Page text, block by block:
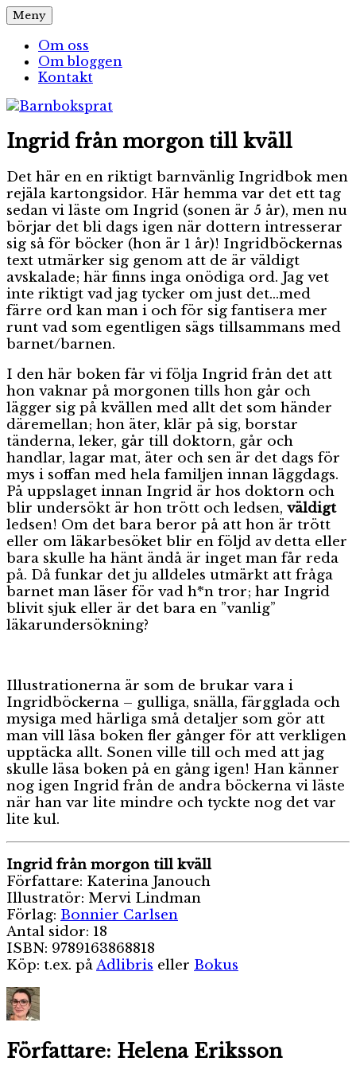
Hoppa
till
innehåll
Barnboksprat
– en blogg om barnböcker
Meny
Om oss
Om bloggen
Kontakt
Ingrid från morgon till kväll
Det här en en riktigt barnvänlig Ingridbok men
rejäla kartongsidor. Här hemma var det ett tag
sedan vi läste om Ingrid (sonen är 5 år), men nu
börjar det bli dags igen när dottern intresserar
sig så för böcker (hon är 1 år)! Ingridböckernas
text utmärker sig genom att de är väldigt
avskalade; här finns inga onödiga ord. Jag vet
inte riktigt vad jag tycker om just det…med
färre ord kan man i och för sig fantisera mer
runt vad som egentligen sägs tillsammans med
barnet/barnen.
I den här boken får vi följa Ingrid från det att
hon vaknar på morgonen tills hon går och
lägger sig på kvällen med allt det som händer
däremellan; hon äter, klär på sig, borstar
tänderna, leker, går till doktorn, går och
handlar, lagar mat, äter och sen är det dags för
mys i soffan med hela familjen innan läggdags.
På uppslaget innan Ingrid är hos doktorn och
blir undersökt är hon trött och ledsen, väldigt
ledsen! Om det bara beror på att hon är trött
eller om läkarbesöket blir en följd av detta eller
bara skulle ha hänt ändå är inget man får reda
på. Då funkar det ju alldeles utmärkt att fråga
barnet man läser för vad h*n tror; har Ingrid
blivit sjuk eller är det bara en ”vanlig”
läkarundersökning?
Illustrationerna är som de brukar vara i
Ingridböckerna – gulliga, snälla, färgglada och
mysiga med härliga små detaljer som gör att
man vill läsa boken fler gånger för att verkligen
upptäcka allt. Sonen ville till och med att jag
skulle läsa boken på en gång igen! Han känner
nog igen Ingrid från de andra böckerna vi läste
när han var lite mindre och tyckte nog det var
lite kul.
Ingrid från morgon till kväll
Författare: Katerina Janouch
Illustratör: Mervi Lindman
Förlag: Bonnier Carlsen
Antal sidor: 18
ISBN: 9789163868818
Köp: t.ex. påAdlibris eller Bokus
Författare: Helena Eriksson